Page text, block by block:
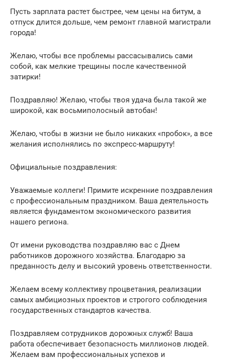
Пусть зарплата растет быстрее, чем цены на битум, а
отпуск длится дольше, чем ремонт главной магистрали
города!
Желаю, чтобы все проблемы рассасывались сами
собой, как мелкие трещины после качественной
затирки!
Поздравляю! Желаю, чтобы твоя удача была такой же
широкой, как восьмиполосный автобан!
Желаю, чтобы в жизни не было никаких «пробок», а все
желания исполнялись по экспресс-маршруту!
Официальные поздравления:
Уважаемые коллеги! Примите искренние поздравления
с профессиональным праздником. Ваша деятельность
является фундаментом экономического развития
нашего региона.
От имени руководства поздравляю вас с Днем
работников дорожного хозяйства. Благодарю за
преданность делу и высокий уровень ответственности.
Желаем всему коллективу процветания, реализации
самых амбициозных проектов и строгого соблюдения
государственных стандартов качества.
Поздравляем сотрудников дорожных служб! Ваша
работа обеспечивает безопасность миллионов людей.
Желаем вам профессиональных успехов и